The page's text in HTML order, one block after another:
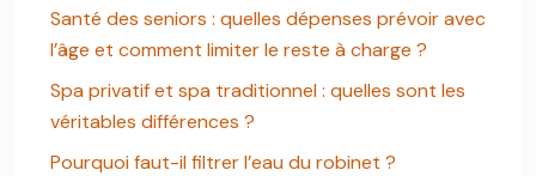
Santé des seniors : quelles dépenses prévoir avec
l’âge et comment limiter le reste à charge ?
Spa privatif et spa traditionnel : quelles sont les
véritables différences ?
Pourquoi faut-il filtrer l’eau du robinet ?